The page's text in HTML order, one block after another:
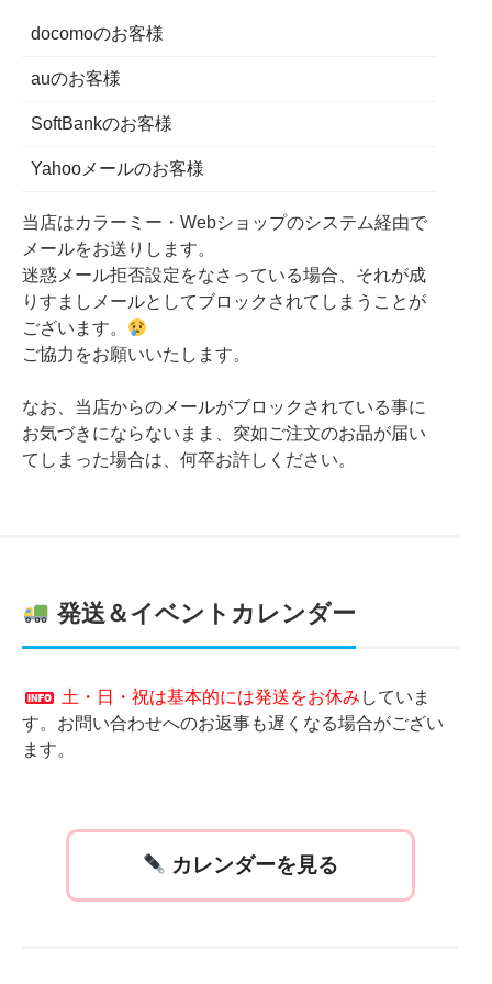
docomoのお客様
auのお客様
SoftBankのお客様
Yahooメールのお客様
当店はカラーミー・Webショップのシステム経由で
メールをお送りします。
迷惑メール拒否設定をなさっている場合、それが成
りすましメールとしてブロックされてしまうことが
ございます。
ご協力をお願いいたします。
なお、当店からのメールがブロックされている事に
お気づきにならないまま、突如ご注文のお品が届い
てしまった場合は、何卒お許しください。
発送＆イベントカレンダー
土・日・祝は基本的には発送をお休み していま
す。お問い合わせへのお返事も遅くなる場合がござい
ます。
カレンダーを見る